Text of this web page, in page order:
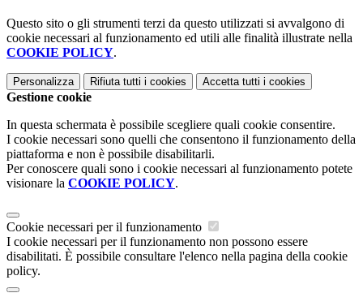
Questo sito o gli strumenti terzi da questo utilizzati si avvalgono di
cookie necessari al funzionamento ed utili alle finalità illustrate nella
COOKIE POLICY.
Personalizza Rifiuta tutti i cookies Accetta tutti i cookies
Gestione cookie
In questa schermata è possibile scegliere quali cookie consentire.
I cookie necessari sono quelli che consentono il funzionamento della
piattaforma e non è possibile disabilitarli.
Per conoscere quali sono i cookie necessari al funzionamento potete
visionare la COOKIE POLICY.
Cookie necessari per il funzionamento
I cookie necessari per il funzionamento non possono essere
disabilitati. È possibile consultare l'elenco nella pagina della cookie
policy.